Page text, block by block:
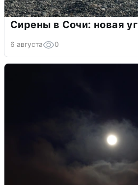
Сирены в Сочи: новая
6 августа 0